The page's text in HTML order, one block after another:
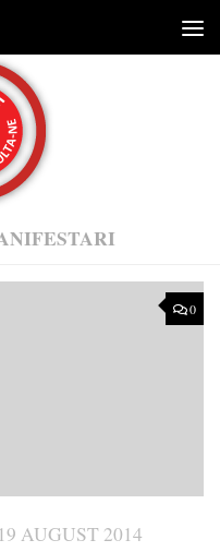
0
19 AUGUST 2014